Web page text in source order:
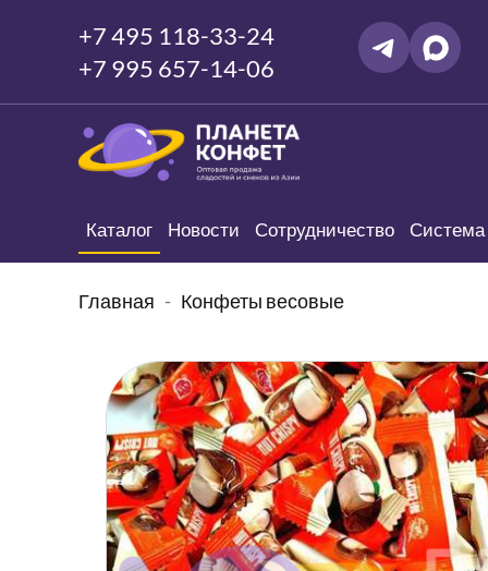
+7 495 118-33-24
+7 995 657-14-06
Каталог Новости Сотрудничество Система
Главная Конфеты весовые